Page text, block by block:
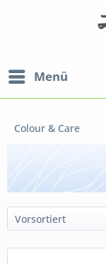
Menü
Colour & Care